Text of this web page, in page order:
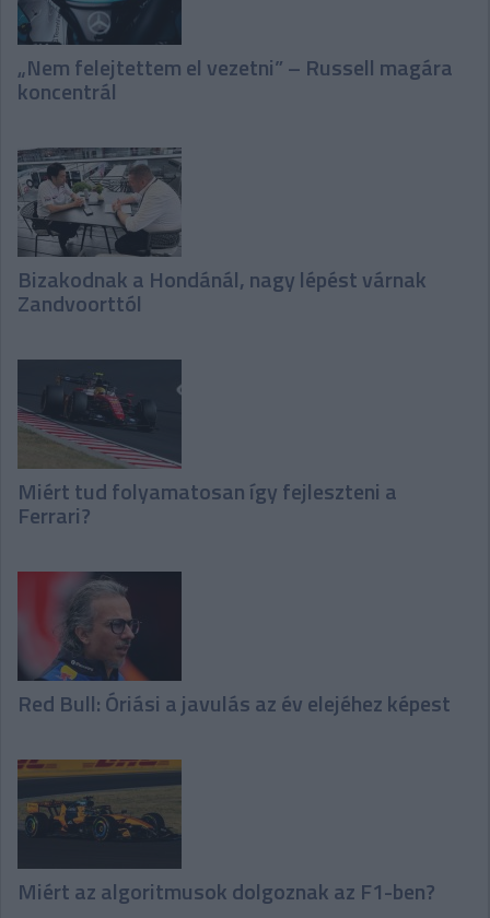
„Nem felejtettem el vezetni” – Russell magára
koncentrál
Bizakodnak a Hondánál, nagy lépést várnak
Zandvoorttól
Miért tud folyamatosan így fejleszteni a
Ferrari?
Red Bull: Óriási a javulás az év elejéhez képest
Miért az algoritmusok dolgoznak az F1-ben?